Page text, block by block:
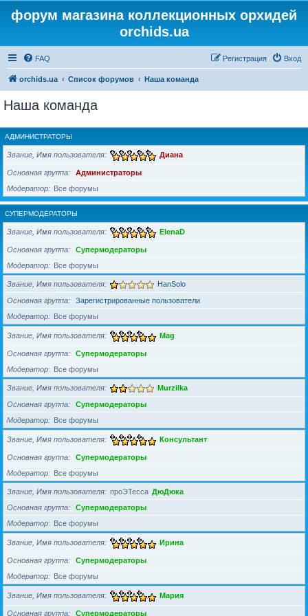
форум магазина коллекционных орхидей
orchids.ua
FAQ Вход
Регистрация
orchids.ua Список форумов Наша команда
Наша команда
АДМИНИСТРАТОРЫ
Звание, Имя пользователя Диана
Основная группа
Администраторы
Модератор
Все форумы
СУПЕРМОДЕРАТОРЫ
Звание, Имя пользователя ElenaD
Основная группа
Супермодераторы
Модератор
Все форумы
Звание, Имя пользователя HanSolo
Основная группа
Зарегистрированные пользователи
Модератор
Все форумы
Звание, Имя пользователя Mag
Основная группа
Супермодераторы
Модератор
Все форумы
Звание, Имя пользователя Murzilka
Основная группа
Супермодераторы
Модератор
Все форумы
Звание, Имя пользователя Консультант
Основная группа
Супермодераторы
Модератор
Все форумы
Звание, Имя пользователя проЭТесса ДюДюка
Основная группа
Супермодераторы
Модератор
Все форумы
Звание, Имя пользователя Ирина
Основная группа
Супермодераторы
Модератор
Все форумы
Звание, Имя пользователя Мария
Основная группа Супермодераторы